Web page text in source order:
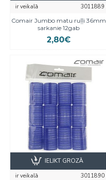
ir veikalā
3011889
Comair Jumbo matu ruļļi 36mm
sarkanie 12gab
2,80€
ir veikalā
3011890
IELIKT GROZĀ